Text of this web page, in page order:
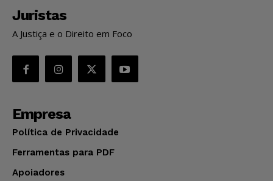
Juristas
A Justiça e o Direito em Foco
Empresa
Política de Privacidade
Ferramentas para PDF
Apoiadores